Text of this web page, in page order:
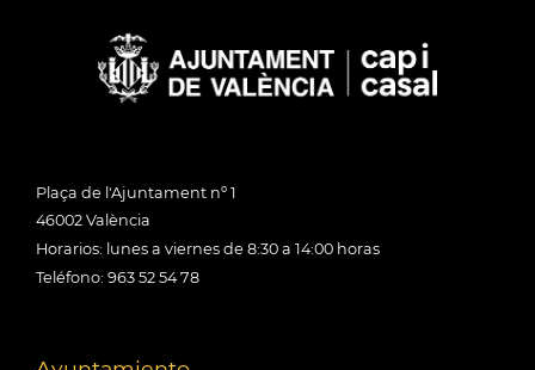
Plaça de l'Ajuntament nº 1
46002 València
Horarios: lunes a viernes de 8:30 a 14:00 horas
Teléfono: 963 52 54 78